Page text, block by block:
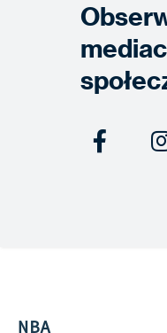

NBA